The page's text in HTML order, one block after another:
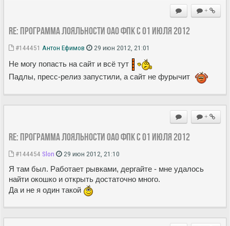
+
Re: Программа лояльности ОАО ФПК с 01 июля 2012
#144451 Антон Ефимов 29 июн 2012, 21:01
Не могу попасть на сайт и всё тут
Падлы, пресс-релиз запустили, а сайт не фурычит
+
Re: Программа лояльности ОАО ФПК с 01 июля 2012
#144454 Slon 29 июн 2012, 21:10
Я там был. Работает рывками, дергайте - мне удалось
найти окошко и открыть достаточно много.
Да и не я один такой